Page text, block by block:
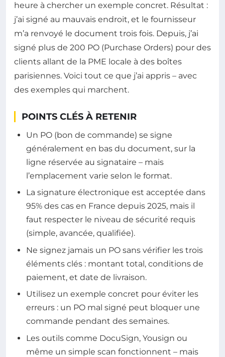
heure à chercher un exemple concret. Résultat :
j’ai signé au mauvais endroit, et le fournisseur
m’a renvoyé le document trois fois. Depuis, j’ai
signé plus de 200 PO (Purchase Orders) pour des
clients allant de la PME locale à des boîtes
parisiennes. Voici tout ce que j’ai appris – avec
des exemples qui marchent.
POINTS CLÉS À RETENIR
Un PO (bon de commande) se signe
généralement en bas du document, sur la
ligne réservée au signataire – mais
l’emplacement varie selon le format.
La signature électronique est acceptée dans
95% des cas en France depuis 2025, mais il
faut respecter le niveau de sécurité requis
(simple, avancée, qualifiée).
Ne signez jamais un PO sans vérifier les trois
éléments clés : montant total, conditions de
paiement, et date de livraison.
Utilisez un exemple concret pour éviter les
erreurs : un PO mal signé peut bloquer une
commande pendant des semaines.
Les outils comme DocuSign, Yousign ou
même un simple scan fonctionnent – mais